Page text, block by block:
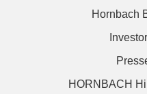
Hornbach
HORNBACH